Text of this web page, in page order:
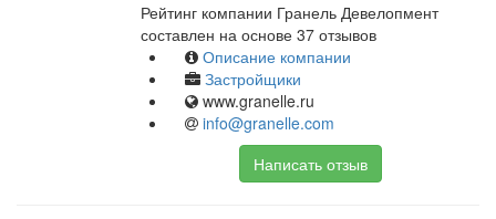
Рейтинг компании Гранель Девелопмент
составлен на основе 37 отзывов
Описание компании
Застройщики
www.granelle.ru
info@granelle.com
Написать отзыв